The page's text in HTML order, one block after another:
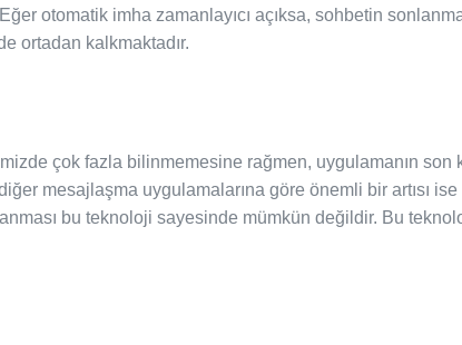
otomatik imha zamanlayıcı açıksa, sohbetin
ortadan kalkmaktadır.
çok fazla bilinmemesine rağmen, uygulamanın son
mesajlaşma uygulamalarına göre önemli bir artısı
bu teknoloji sayesinde mümkün değildir. Bu